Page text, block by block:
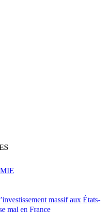
massif aux États-
mal en France